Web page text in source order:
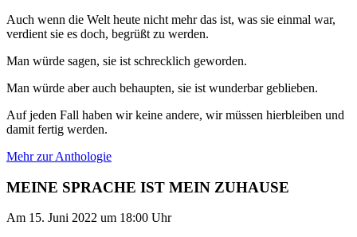
Auch wenn die Welt heute nicht mehr das ist, was sie einmal war,
verdient sie es doch, begrüßt zu werden.
Man würde sagen, sie ist schrecklich geworden.
Man würde aber auch behaupten, sie ist wunderbar geblieben.
Auf jeden Fall haben wir keine andere, wir müssen hierbleiben und
damit fertig werden.
Mehr zur Anthologie
MEINE SPRACHE IST MEIN ZUHAUSE
Am 15. Juni 2022 um 18:00 Uhr